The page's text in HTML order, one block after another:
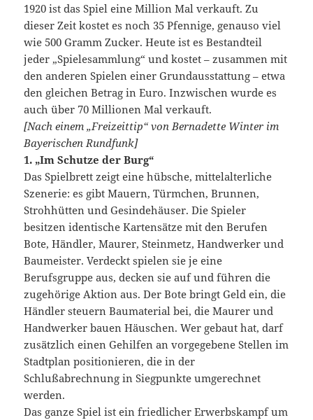
1920 ist das Spiel eine Million Mal verkauft. Zu
dieser Zeit kostet es noch 35 Pfennige, genauso viel
wie 500 Gramm Zucker. Heute ist es Bestandteil
jeder „Spielesammlung“ und kostet – zusammen mit
den anderen Spielen einer Grundausstattung – etwa
den gleichen Betrag in Euro. Inzwischen wurde es
auch über 70 Millionen Mal verkauft.
[Nach einem „Freizeittip“ von Bernadette Winter im
Bayerischen Rundfunk]
1. „Im Schutze der Burg“
Das Spielbrett zeigt eine hübsche, mittelalterliche
Szenerie: es gibt Mauern, Türmchen, Brunnen,
Strohhütten und Gesindehäuser. Die Spieler
besitzen identische Kartensätze mit den Berufen
Bote, Händler, Maurer, Steinmetz, Handwerker und
Baumeister. Verdeckt spielen sie je eine
Berufsgruppe aus, decken sie auf und führen die
zugehörige Aktion aus. Der Bote bringt Geld ein, die
Händler steuern Baumaterial bei, die Maurer und
Handwerker bauen Häuschen. Wer gebaut hat, darf
zusätzlich einen Gehilfen an vorgegebene Stellen im
Stadtplan positionieren, die in der
Schlußabrechnung in Siegpunkte umgerechnet
werden.
Das ganze Spiel ist ein friedlicher Erwerbskampf um